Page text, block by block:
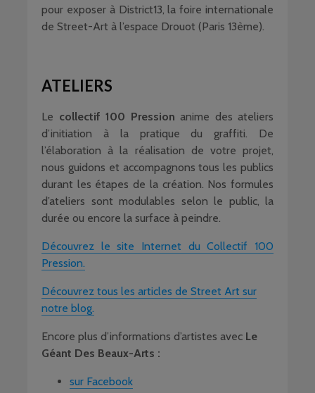
pour exposer à District13, la foire internationale
de Street-Art à l’espace Drouot (Paris 13ème).
ATELIERS
Le collectif 100 Pression anime des ateliers
d’initiation à la pratique du graffiti. De
l’élaboration à la réalisation de votre projet,
nous guidons et accompagnons tous les publics
durant les étapes de la création. Nos formules
d’ateliers sont modulables selon le public, la
durée ou encore la surface à peindre.
Découvrez le site Internet du Collectif 100
Pression.
Découvrez tous les articles de Street Art sur
notre blog.
Encore plus d’informations d’artistes avec Le
Géant Des Beaux-Arts :
sur Facebook